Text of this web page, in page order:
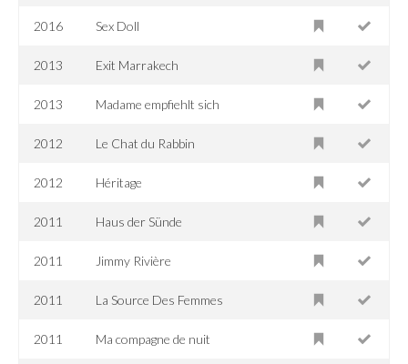
2016 Sex Doll
2013 Exit Marrakech
2013 Madame empfiehlt sich
2012 Le Chat du Rabbin
2012 Héritage
2011 Haus der Sünde
2011 Jimmy Rivière
2011 La Source Des Femmes
2011 Ma compagne de nuit